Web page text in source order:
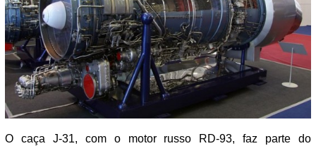
O caça J-31, com o motor russo RD-93, faz parte do